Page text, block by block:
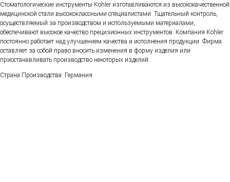
Стоматологические инструменты Kohler изготавливаются из высококачественной
медицинской стали высококлассными специалистами. Тщательный контроль,
осуществляемый за производством и используемыми материалами,
обеспечивают высокое качество прецизионных инструментов. Компания Kohler
постоянно работает над улучшением качества и исполнения продукции. Фирма
оставляет за собой право вносить изменения в форму изделия или
приостанавливать производство некоторых изделий.
Страна Производства: Германия